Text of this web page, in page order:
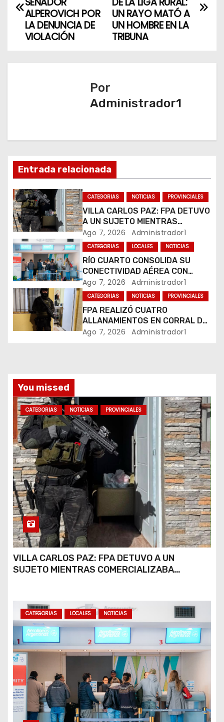
a
g
n
d
e
e
n
t
r
a
s
UN RAYO MATÓ A
UN HOMBRE EN LA
TRIBUNA
ALPEROVICH POR
LA DENUNCIA DE
VIOLACIÓN
Por
Administrador1
Entrada relacionada
CATEGORIAS NOTICIAS PROVINCIALES
VILLA CARLOS PAZ: FPA DETUVO
A UN SUJETO MIENTRAS
COMERCIALIZABA COCAÍNA Y
MARIHUANA EN UNA PLAZA
Ago 7, 2026 Administrador1
CATEGORIAS LOCALES NOTICIAS
RÍO CUARTO CONSOLIDA SU
CONECTIVIDAD AÉREA CON
CUATRO VUELOS SEMANALES A
BUENOS AIRES
Ago 7, 2026 Administrador1
CATEGORIAS NOTICIAS PROVINCIALES
FPA REALIZÓ CUATRO
ALLANAMIENTOS EN CORRAL DE
BUSTOS-IFFLINGER
Ago 7, 2026 Administrador1
You missed
CATEGORIAS NOTICIAS PROVINCIALES
VILLA CARLOS PAZ: FPA DETUVO A UN
SUJETO MIENTRAS COMERCIALIZABA
CATEGORIAS LOCALES NOTICIAS